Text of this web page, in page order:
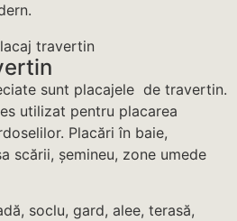
sunt placajele de travertin.
utilizat pentru placarea
Placări în baie,
scării, șemineu, zone umede
soclu, gard, alee, terasă,